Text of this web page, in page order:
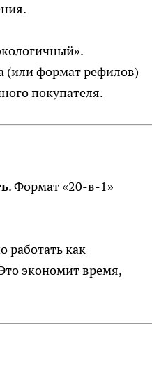
(или формат рефилов)
покупателя.
. Формат «20-в-1»
работать как
экономит время,